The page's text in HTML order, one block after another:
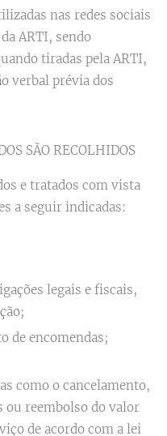
nas redes sociais
ARTI, sendo
tiradas pela ARTI,
verbal prévia dos
SÃO RECOLHIDOS
e tratados com vista
a seguir indicadas:
legais e fiscais,
de encomendas;
como o cancelamento,
ou reembolso do valor
de acordo com a lei